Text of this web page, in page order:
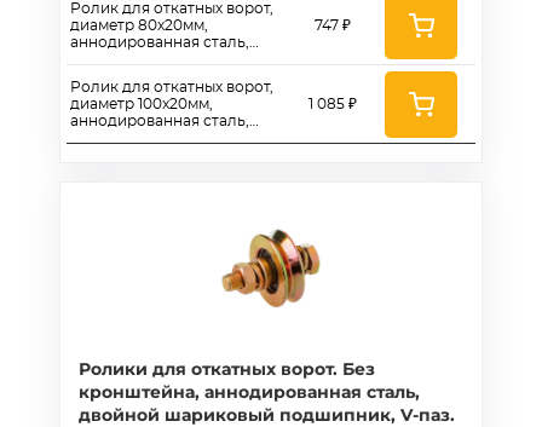
60x17
Ролик для откатных ворот,
диаметр 80x20мм,
аннодированная сталь,
80x20
Ролик для откатных ворот,
диаметр 100x20мм,
аннодированная сталь,
747 ₽
1 085 ₽
Ролики для откатных ворот. Без
кронштейна, аннодированная сталь,
двойной шариковый подшипник, V-паз.